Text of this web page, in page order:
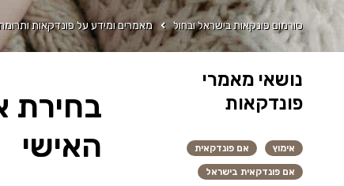
סורמום פונקאות בישראל ובחול מאמרים ומידע על פונדקאות
בחירת
האישי
נושאי מאמרי
פונדקאות
אימוץ אם פונדקאית
אם פונדקאית בישראל